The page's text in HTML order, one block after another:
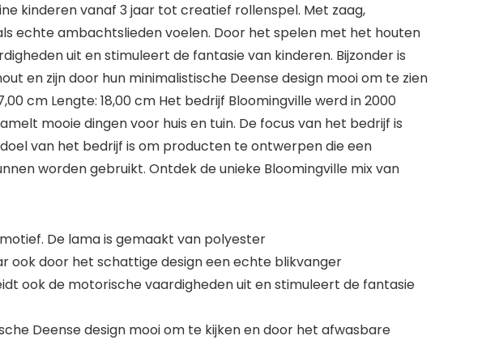
kinderen vanaf 3 jaar tot creatief rollenspel. Met zaag,
echte ambachtslieden voelen. Door het spelen met het houten
uit en stimuleert de fantasie van kinderen. Bijzonder is
en zijn door hun minimalistische Deense design mooi om te zien
cm Lengte: 18,00 cm Het bedrijf Bloomingville werd in 2000
mooie dingen voor huis en tuin. De focus van het bedrijf is
van het bedrijf is om producten te ontwerpen die een
worden gebruikt. Ontdek de unieke Bloomingville mix van
De lama is gemaakt van polyester
ook door het schattige design een echte blikvanger
ook de motorische vaardigheden uit en stimuleert de fantasie
Deense design mooi om te kijken en door het afwasbare